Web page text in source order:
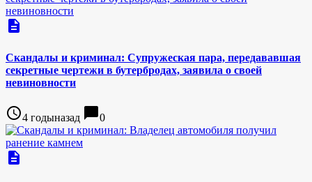
description
Скандалы и криминал: Супружеская пара, передававшая
секретные чертежи в бутербродах, заявила о своей
невиновности
access_time4 годыназад chat_bubble0
description